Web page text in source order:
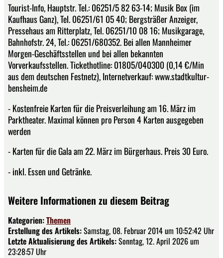
Tourist-Info, Hauptstr. Tel.: 06251/5 82 63-14; Musik Box (im
Kaufhaus Ganz), Tel. 06251/61 05 40; Bergsträßer Anzeiger,
Pressehaus am Ritterplatz, Tel. 06251/10 08 16; Musikgarage,
Bahnhofstr. 24, Tel.: 06251/680352. Bei allen Mannheimer
Morgen-Geschäftsstellen und bei allen bekannten
Vorverkaufsstellen. Tickethotline: 01805/040300 (0,14 €/Min
aus dem deutschen Festnetz), Internetverkauf: www.stadtkultur-
bensheim.de
- Kostenfreie Karten für die Preisverleihung am 16. März im
Parktheater. Maximal können pro Person 4 Karten ausgegeben
werden
- Karten für die Gala am 22. März im Bürgerhaus. Preis 30 Euro.
- inkl. Essen und Getränke.
Weitere Informationen zu diesem Beitrag
Kategorien:Themen
Erstellung des Artikels:Samstag, 08. Februar 2014 um 10:52:42 Uhr
Letzte Aktualisierung des Artikels:Sonntag, 12. April 2026 um
23:28:57 Uhr